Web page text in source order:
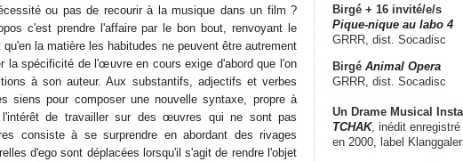
ou pas de recourir à la musique dans un film ?
c'est prendre l'affaire par le bon bout, renvoyant le
la matière les habitudes ne peuvent être autrement
la spécificité de l'œuvre en cours exige d'abord que l'on
à son auteur. Aux substantifs, adjectifs et verbes
siens pour composer une nouvelle syntaxe, propre à
l'intérêt de travailler sur des œuvres qui ne sont pas
consiste à se surprendre en abordant des rivages
d'ego sont déplacées lorsqu'il s'agit de rendre l'objet
Birgé + 16 invité/e/s
Pique-nique au labo 4
GRRR, dist. Socadisc
Birgé Animal Opera
GRRR, dist. Socadisc
Un Drame Musical
TCHAK, inédit enregistré
en 2000, label